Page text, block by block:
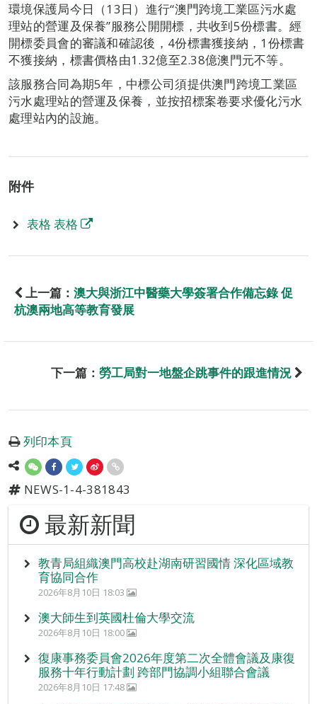
環境保護局今日（13日）進行“澳門跨境工業區污水處
理站的營運及保養”服務公開開標，共收到5份標書。經
開標委員會的審議和確認後，4份標書獲接納，1份標書
不獲接納，標書價格由1.32億至2.38億澳門元不等。
該服務合同為期5年，中標公司須提供澳門跨境工業區
污水處理站的營運及保養，並按招標案卷要求優化污水
處理站內的設施。
附件
表格 表格
上一篇： 澳大與浙江中醫藥大學簽署合作備忘錄 促
杭澳兩地高等教育發展
下一篇： 勞工局對一地盤企跳事件的跟進情況
列印本頁
NEWS-1-4-381843
最新新聞
教青局組織澳門高校赴湖南研習國情 深化區域教
育協同合作
2026年8月10日 18:03
澳大師生到英國杜倫大學交流
2026年8月10日 18:00
復康事務委員會2026年度第二次全體會議及康復
服務十年行動計劃 跨部門協調小組聯合會議
2026年8月10日 17:48